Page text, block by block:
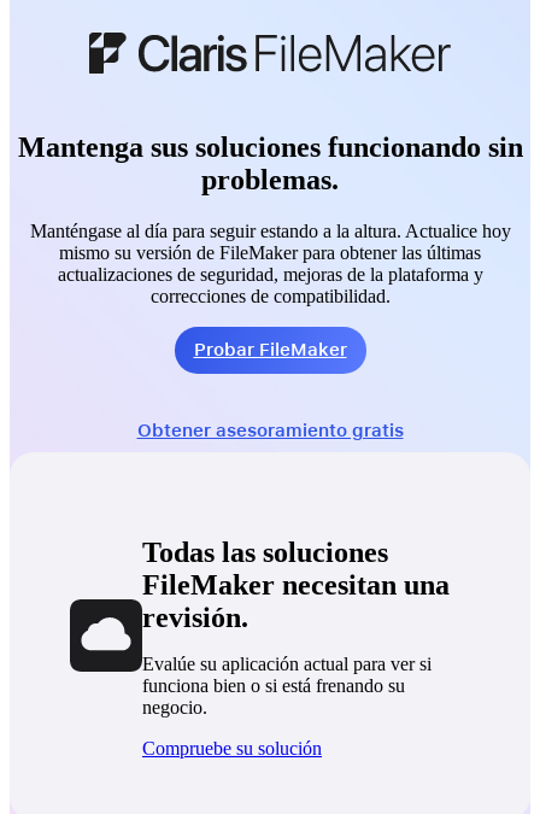
Mantenga sus soluciones funcionando sin
problemas.
Manténgase al día para seguir estando a la altura. Actualice hoy
mismo su versión de FileMaker para obtener las últimas
actualizaciones de seguridad, mejoras de la plataforma y
correcciones de compatibilidad.
Probar FileMaker
Obtener asesoramiento gratis
Todas las soluciones
FileMaker necesitan una
revisión.
Evalúe su aplicación actual para ver si
funciona bien o si está frenando su
negocio.
Compruebe su solución